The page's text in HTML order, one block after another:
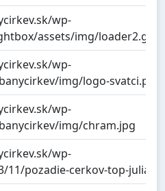
wp-
assets/img/loader2.gif
wp-
img/logo-svatci.png
wp-
img/chram.jpg
wp-
11/pozadie-cerkov-top-